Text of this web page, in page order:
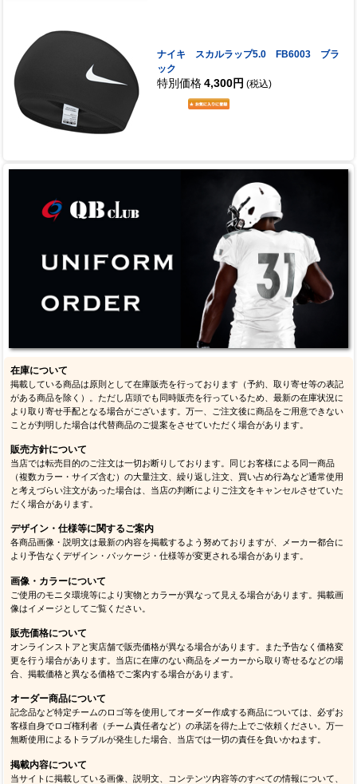
ナイキ スカルラップ5.0 FB6003 ブラ
ック
特別価格 4,300円 (税込)
在庫について
掲載している商品は原則として在庫販売を行っております（予約、取り寄せ等の表記
がある商品を除く）。ただし店頭でも同時販売を行っているため、最新の在庫状況に
より取り寄せ手配となる場合がございます。万一、ご注文後に商品をご用意できない
ことが判明した場合は代替商品のご提案をさせていただく場合があります。
販売方針について
当店では転売目的のご注文は一切お断りしております。同じお客様による同一商品
（複数カラー・サイズ含む）の大量注文、繰り返し注文、買い占め行為など通常使用
と考えづらい注文があった場合は、当店の判断によりご注文をキャンセルさせていた
だく場合があります。
デザイン・仕様等に関するご案内
各商品画像・説明文は最新の内容を掲載するよう努めておりますが、メーカー都合に
より予告なくデザイン・パッケージ・仕様等が変更される場合があります。
画像・カラーについて
ご使用のモニタ環境等により実物とカラーが異なって見える場合があります。掲載画
像はイメージとしてご覧ください。
販売価格について
オンラインストアと実店舗で販売価格が異なる場合があります。また予告なく価格変
更を行う場合があります。当店に在庫のない商品をメーカーから取り寄せるなどの場
合、掲載価格と異なる価格でご案内する場合があります。
オーダー商品について
記念品など特定チームのロゴ等を使用してオーダー作成する商品については、必ずお
客様自身でロゴ権利者（チーム責任者など）の承諾を得た上でご依頼ください。万一
無断使用によるトラブルが発生した場合、当店では一切の責任を負いかねます。
掲載内容について
当サイトに掲載している画像、説明文、コンテンツ内容等のすべての情報について、